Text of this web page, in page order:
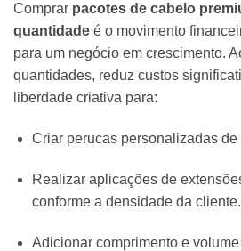
Comprar pacotes de cabelo
quantidade é o movimento
para um negócio em crescimento.
quantidades, reduz custos
liberdade criativa para:
Criar perucas personalizadas de
Realizar aplicações de
conforme a densidade da cliente.
Adicionar comprimento e